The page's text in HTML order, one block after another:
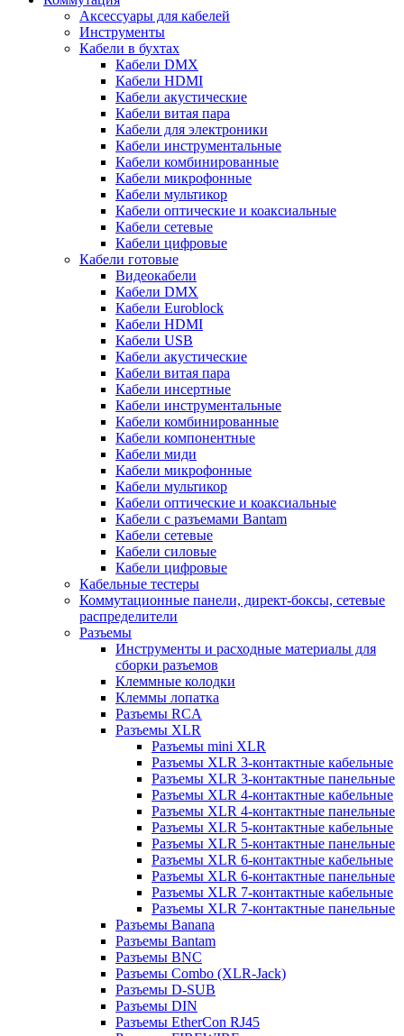
Аксессуары для кабелей
Инструменты
Кабели в бухтах
Кабели DMX
Кабели HDMI
Кабели акустические
Кабели витая пара
Кабели для электроники
Кабели инструментальные
Кабели комбинированные
Кабели микрофонные
Кабели мультикор
Кабели оптические и коаксиальные
Кабели сетевые
Кабели цифровые
Кабели готовые
Видеокабели
Кабели DMX
Кабели Euroblock
Кабели HDMI
Кабели USB
Кабели акустические
Кабели витая пара
Кабели инсертные
Кабели инструментальные
Кабели комбинированные
Кабели компонентные
Кабели миди
Кабели микрофонные
Кабели мультикор
Кабели оптические и коаксиальные
Кабели с разъемами Bantam
Кабели сетевые
Кабели силовые
Кабели цифровые
Кабельные тестеры
Коммутационные панели, директ-боксы, сетевые
распределители
Разъемы
Инструменты и расходные материалы для
сборки разъемов
Клеммные колодки
Клеммы лопатка
Разъемы RCA
Разъемы XLR
Разъемы mini XLR
Разъемы XLR 3-контактные кабельные
Разъемы XLR 3-контактные панельные
Разъемы XLR 4-контактные кабельные
Разъемы XLR 4-контактные панельные
Разъемы XLR 5-контактные кабельные
Разъемы XLR 5-контактные панельные
Разъемы XLR 6-контактные кабельные
Разъемы XLR 6-контактные панельные
Разъемы XLR 7-контактные кабельные
Разъемы XLR 7-контактные панельные
Разъемы Banana
Разъемы Bantam
Разъемы BNC
Разъемы Combo (XLR-Jack)
Разъемы D-SUB
Разъемы DIN
Разъемы EtherCon RJ45